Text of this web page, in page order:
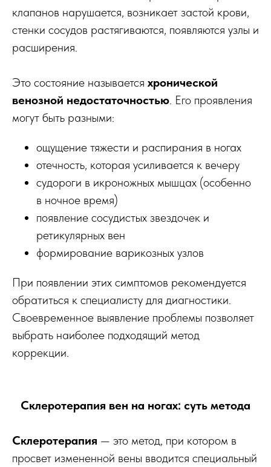
клапанов нарушается, возникает застой крови,
стенки сосудов растягиваются, появляются узлы и
расширения.
Это состояние называется хронической
венозной недостаточностью. Его проявления
могут быть разными:
ощущение тяжести и распирания в ногах
отечность, которая усиливается к вечеру
судороги в икроножных мышцах (особенно
в ночное время)
появление сосудистых звездочек и
ретикулярных вен
формирование варикозных узлов
При появлении этих симптомов рекомендуется
обратиться к специалисту для диагностики.
Своевременное выявление проблемы позволяет
выбрать наиболее подходящий метод
коррекции.
Склеротерапия вен на ногах: суть метода
Склеротерапия — это метод, при котором в
просвет измененной вены вводится специальный